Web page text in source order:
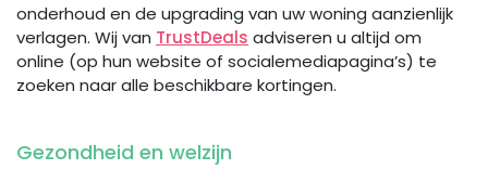
onderhoud en de upgrading van uw woning aanzienlijk
verlagen. Wij van TrustDeals adviseren u altijd om
online (op hun website of socialemediapagina’s) te
zoeken naar alle beschikbare kortingen.
Gezondheid en welzijn